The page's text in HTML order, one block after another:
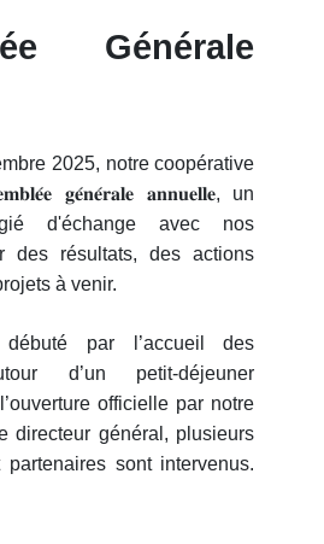
Générale
2025, notre coopérative
𝐠𝐞́𝐧𝐞́𝐫𝐚𝐥𝐞 𝐚𝐧𝐧𝐮𝐞𝐥𝐥𝐞, un
d'échange avec nos
des résultats, des actions
à venir.
par l’accueil des
d’un petit-déjeuner
officielle par notre
directeur général, plusieurs